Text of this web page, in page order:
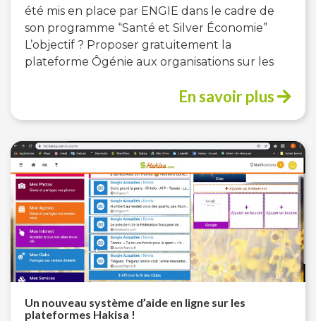
été mis en place par ENGIE dans le cadre de
son programme “Santé et Silver Économie”
L’objectif ? Proposer gratuitement la
plateforme Ôgénie aux organisations sur les
En savoir plus
Un nouveau système d’aide en ligne sur les
plateformes Hakisa !